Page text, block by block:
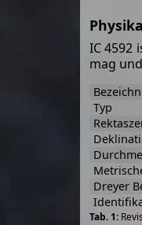
IC 4592
mag
Typ
Dreyer